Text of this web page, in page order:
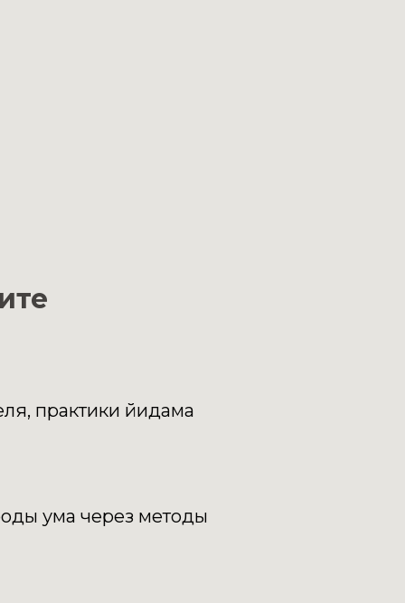
практики йидама
ума через методы